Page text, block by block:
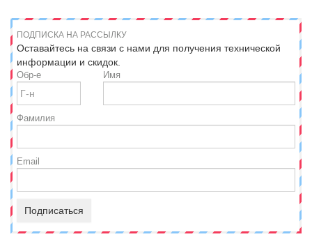
ПОДПИСКА НА РАССЫЛКУ
Оставайтесь на связи с нами для получения технической
информации и скидок.
Обр-е Имя
Фамилия
Email
Подписаться